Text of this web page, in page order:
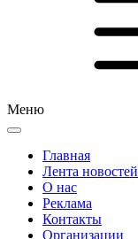
Меню
Главная
Лента новостей
О нас
Реклама
Контакты
Организации